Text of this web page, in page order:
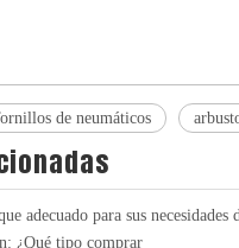
de neumáticos
adecuado para sus necesidades
¿Qué tipo comprar